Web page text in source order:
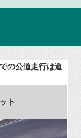
の公道走行は道
ト